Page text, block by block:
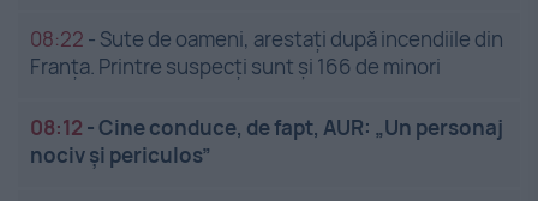
08:22 - Sute de oameni, arestați după incendiile din
Franța. Printre suspecți sunt și 166 de minori
08:12 -Cine conduce, de fapt, AUR: „Un personaj
nociv și periculos”